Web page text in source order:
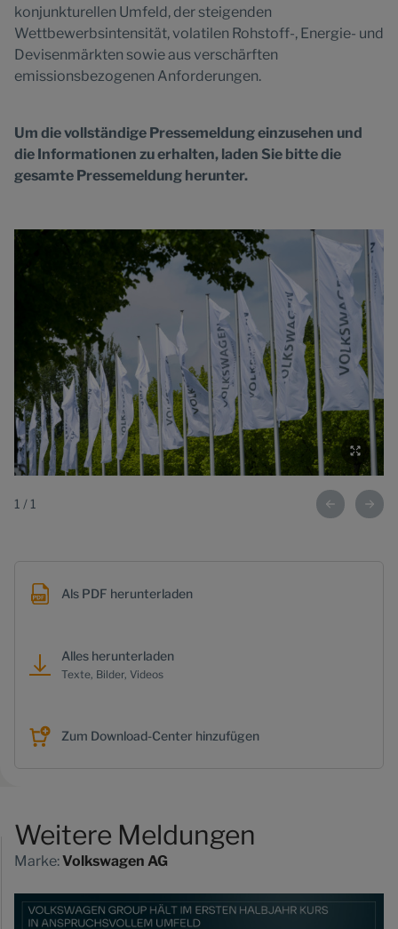
konjunkturellen Umfeld, der steigenden
Wettbewerbsintensität, volatilen Rohstoff-, Energie- und
Devisenmärkten sowie aus verschärften
emissionsbezogenen Anforderungen.
Um die vollständige Pressemeldung einzusehen und
die Informationen zu erhalten, laden Sie bitte die
gesamte Pressemeldung herunter.
1 / 1
Als PDF herunterladen
Alles herunterladen
Texte, Bilder, Videos
Zum Download-Center hinzufügen
Weitere Meldungen
Marke:Volkswagen AG